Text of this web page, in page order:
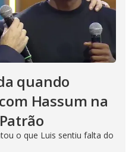
quando
Hassum na
o que Luis sentiu falta do